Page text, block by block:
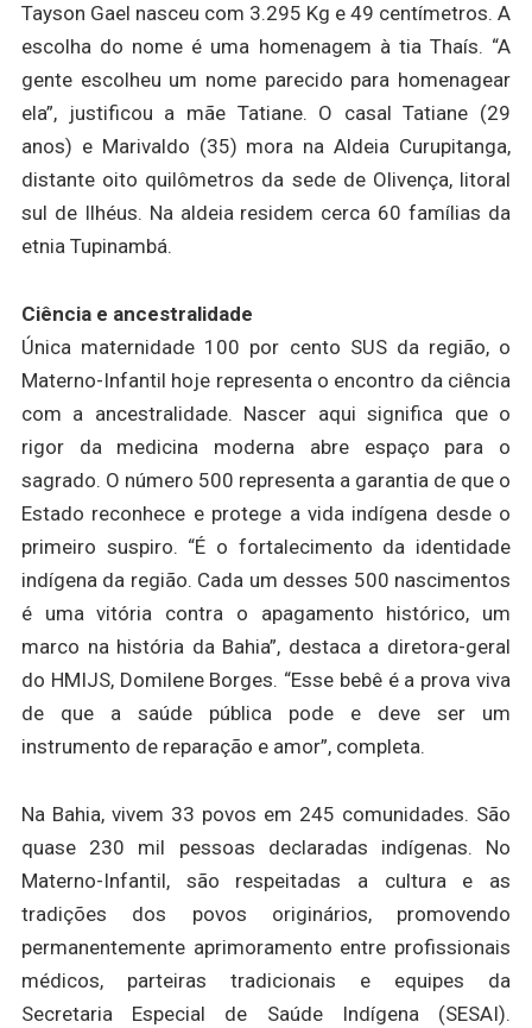
Tayson Gael nasceu com 3.295 Kg e 49 centímetros. A
escolha do nome é uma homenagem à tia Thaís. “A
gente escolheu um nome parecido para homenagear
ela”, justificou a mãe Tatiane. O casal Tatiane (29
anos) e Marivaldo (35) mora na Aldeia Curupitanga,
distante oito quilômetros da sede de Olivença, litoral
sul de Ilhéus. Na aldeia residem cerca 60 famílias da
etnia Tupinambá.
Ciência e ancestralidade
Única maternidade 100 por cento SUS da região, o
Materno-Infantil hoje representa o encontro da ciência
com a ancestralidade. Nascer aqui significa que o
rigor da medicina moderna abre espaço para o
sagrado. O número 500 representa a garantia de que o
Estado reconhece e protege a vida indígena desde o
primeiro suspiro. “É o fortalecimento da identidade
indígena da região. Cada um desses 500 nascimentos
é uma vitória contra o apagamento histórico, um
marco na história da Bahia”, destaca a diretora-geral
do HMIJS, Domilene Borges. “Esse bebê é a prova viva
de que a saúde pública pode e deve ser um
instrumento de reparação e amor”, completa.
Na Bahia, vivem 33 povos em 245 comunidades. São
quase 230 mil pessoas declaradas indígenas. No
Materno-Infantil, são respeitadas a cultura e as
tradições dos povos originários, promovendo
permanentemente aprimoramento entre profissionais
médicos, parteiras tradicionais e equipes da
Secretaria Especial de Saúde Indígena (SESAI).